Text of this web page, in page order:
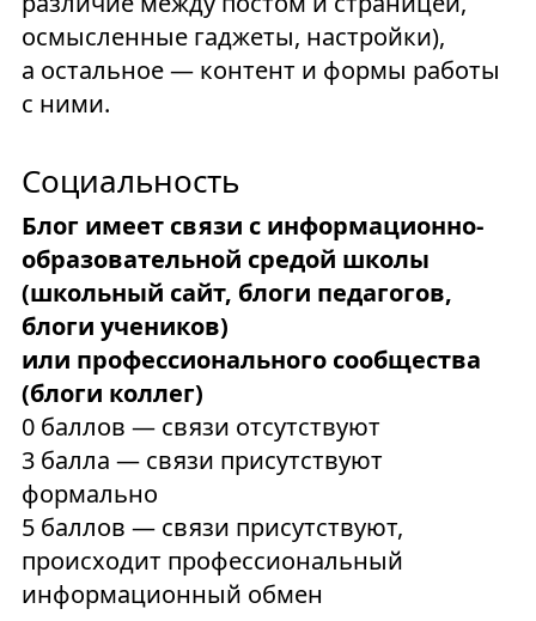
осмысленные гаджеты, настройки),
а остальное — контент и формы работы
с ними.
Социальность
Блог имеет связи с информационно-
образовательной средой школы
(школьный сайт, блоги педагогов,
блоги учеников)
или профессионального сообщества
(блоги коллег)
0 баллов — связи отсутствуют
3 балла — связи присутствуют
формально
5 баллов — связи присутствуют,
происходит профессиональный
информационный обмен